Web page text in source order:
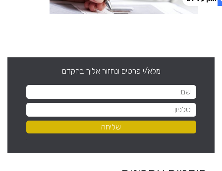
מלא/י פרטים ונחזור אליך בהקדם